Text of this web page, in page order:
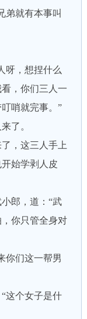
就有本事叫
，想捏什么
，你们三人一
哨就完事。”
了。
，这三人手上
始学剥人皮
郎，道：“武
你只管全身对
们这一帮男
个女子是什